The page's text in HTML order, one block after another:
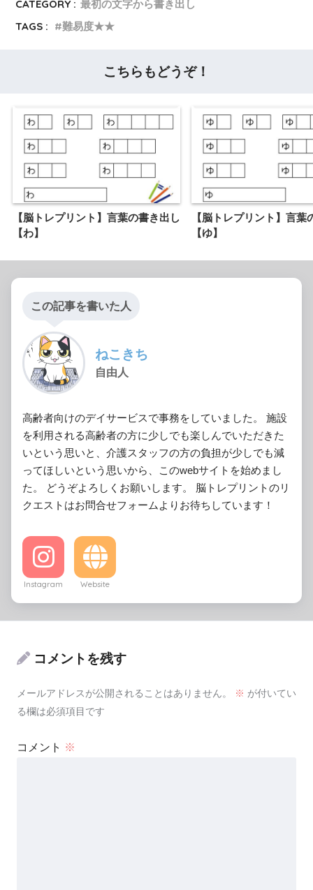
CATEGORY : 最初の文字から書き出し
TAGS :
難易度★★
こちらもどうぞ！
【脳トレプリント】言葉の書き出し
【わ】
【脳トレプリント】言葉
【ゆ】
この記事を書いた人
ねこきち
自由人
高齢者向けのデイサービスで事務をしていました。 施設
を利用される高齢者の方に少しでも楽しんでいただきた
いという思いと、介護スタッフの方の負担が少しでも減
ってほしいという思いから、このwebサイトを始めまし
た。 どうぞよろしくお願いします。 脳トレプリントのリ
クエストはお問合せフォームよりお待ちしています！
Instagram Website
コメントを残す
メールアドレスが公開されることはありません。 ※ が付いてい
る欄は必須項目です
コメント ※